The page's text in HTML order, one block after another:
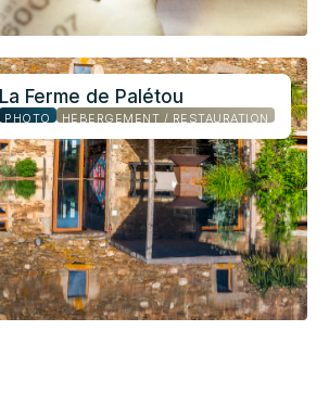
La Ferme de Palétou
PHOTO HÉBERGEMENT / RESTAURATION